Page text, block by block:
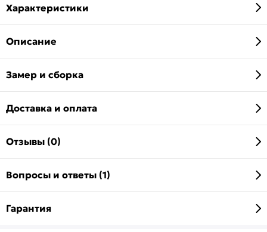
Характеристики
Описание
Замер и сборка
Доставка и оплата
Отзывы (0)
Вопросы и ответы (1)
Гарантия